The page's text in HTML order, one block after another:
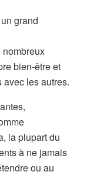
nombreux
bien-être et
les autres.
la plupart du
à ne jamais
ou au